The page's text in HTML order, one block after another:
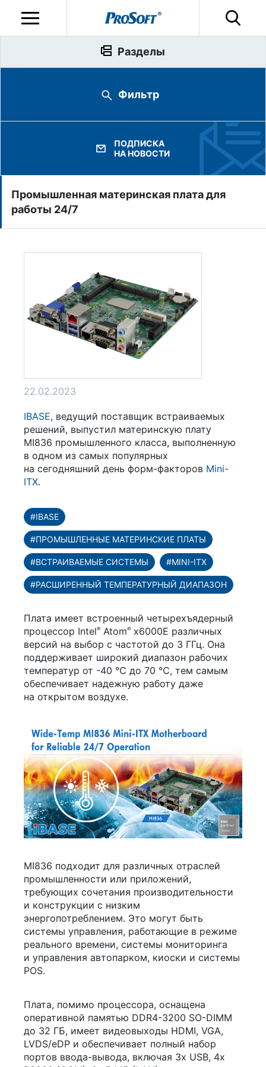
Промышленная материнская плата для
работы 24/7
22.02.2023
IBASE, ведущий поставщик встраиваемых
решений, выпустил материнскую плату
MI836 промышленного класса, выполненную
в одном из самых популярных
на сегодняшний день форм-факторов Mini-
ITX.
#IBASE
#ПРОМЫШЛЕННЫЕ МАТЕРИНСКИЕ ПЛАТЫ
#ВСТРАИВАЕМЫЕ СИСТЕМЫ #MINI-ITX
#РАСШИРЕННЫЙ ТЕМПЕРАТУРНЫЙ ДИАПАЗОН
Плата имеет встроенный четырехъядерный
процессор Intel® Atom® x6000E различных
версий на выбор с частотой до 3 ГГц. Она
поддерживает широкий диапазон рабочих
температур от -40 ℃ до 70 ℃, тем самым
обеспечивает надежную работу даже
на открытом воздухе.
MI836 подходит для различных отраслей
промышленности или приложений,
требующих сочетания производительности
и конструкции с низким
энергопотреблением. Это могут быть
системы управления, работающие в режиме
реального времени, системы мониторинга
и управления автопарком, киоски и системы
POS.
Плата, помимо процессора, оснащена
оперативной памятью DDR4-3200 SO-DIMM
до 32 ГБ, имеет видеовыходы HDMI, VGA,
LVDS/eDP и обеспечивает полный набор
портов ввода-вывода, включая 3x USB, 4x
Разделы
Фильтр
ПОДПИСКА
НА НОВОСТИ